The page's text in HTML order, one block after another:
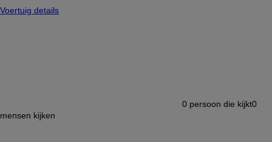
Voertuig details
0 persoon die kijkt0
mensen kijken